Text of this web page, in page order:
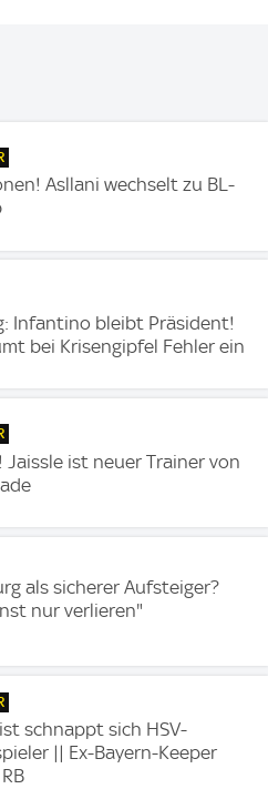
Asllani wechselt zu BL-
Infantino bleibt Präsident!
bei Krisengipfel Fehler ein
Jaissle ist neuer Trainer von
als sicherer Aufsteiger?
nur verlieren"
schnappt sich HSV-
|| Ex-Bayern-Keeper